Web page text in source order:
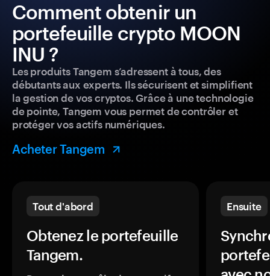
Comment obtenir un
portefeuille crypto MOON
INU ?
Les produits Tangem s’adressent à tous, des
débutants aux experts. Ils sécurisent et simplifient
la gestion de vos cryptos. Grâce à une technologie
de pointe, Tangem vous permet de contrôler et
protéger vos actifs numériques.
Acheter Tangem
Tout d'abord
Obtenez le portefeuille
Tangem.
Ensuite